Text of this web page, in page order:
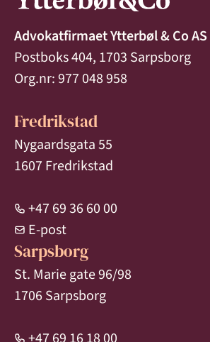
Advokatfirmaet Ytterbøl & Co AS
Postboks 404, 1703 Sarpsborg
Org.nr: 977 048 958
Fredrikstad
Nygaardsgata 55
1607 Fredrikstad
+47 69 36 60 00
E-post
Sarpsborg
St. Marie gate 96/98
1706 Sarpsborg